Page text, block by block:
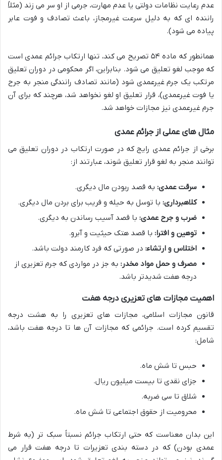
عدم رعایت نظامات دولتی یا عدم مهارت، جرمی از او سر می زند (مثلاً
راننده ای که به دلیل سرعت غیرمجاز، باعث تصادف و فوت عابر
پیاده می شود).
همانطور که ماده ۵۴ تصریح می کند، تنها ارتکاب جرائم عمدی است
که موجب لغو تعلیق می شود. بنابراین، اگر محکومی در دوران تعلیق
مرتکب یک جرم غیرعمدی شود (مانند تصادف رانندگی منجر به جرح
یا فوت غیرعمدی)، قرار تعلیق او لغو نخواهد شد، هرچند که برای آن
جرم غیرعمدی نیز مجازات خواهد شد.
مثال های عملی از جرائم عمدی
برخی از جرائم عمدی رایج که در صورت ارتکاب در دوران تعلیق می
توانند منجر به لغو قرار تعلیق شوند، عبارتند از:
سرقت عمدی: به قصد ربودن مال دیگری.
کلاهبرداری: با توسل به حیله و فریب برای بردن مال دیگری.
ضرب و جرح عمدی: با قصد آسیب رساندن به دیگری.
توهین و افترا: با قصد هتک حیثیت و آبرو.
اختلاس و ارتشاء: در صورتی که فرد کارمند دولت باشد.
مصرف و حمل مواد مخدر: به جز در مواردی که جرم تعزیری از
درجه هفت شدیدتر باشد.
اهمیت مجازات های تعزیری درجه هفت
قانون مجازات اسلامی، مجازات های تعزیری را به هشت درجه
تقسیم کرده است. جرائمی که مجازات آن ها تا درجه هفت باشد،
شامل:
حبس تا شش ماه.
جزای نقدی تا بیست میلیون ریال.
شلاق تا سی ضربه.
محرومیت از حقوق اجتماعی تا شش ماه.
این بدان معناست که حتی ارتکاب جرائم نسبتاً سبک تر (به شرط
عمدی بودن) که در دسته بندی تعزیرات تا درجه هفت قرار می